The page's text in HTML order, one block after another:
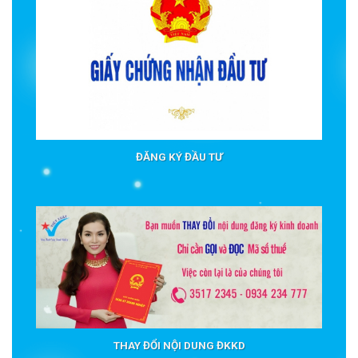
ĐĂNG KÝ ĐẦU TƯ
THAY ĐỔI NỘI DUNG ĐKKD